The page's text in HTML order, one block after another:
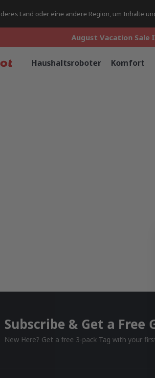
Land oder eine andere Region, um Inhalte
August Vacation Sale
August Vacation Sale
Haushaltsroboter Komfort
Subscribe & Get a Free
New Here? Get a free 3-pack Tag with your